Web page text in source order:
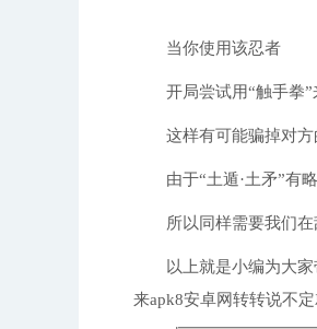
当你使用该忍者
开局尝试用“触手拳”
这样有可能骗掉对方
由于“土遁·土矛”有略
所以同样需要我们在
以上就是小编为大家带
来apk8安卓网转转说不定